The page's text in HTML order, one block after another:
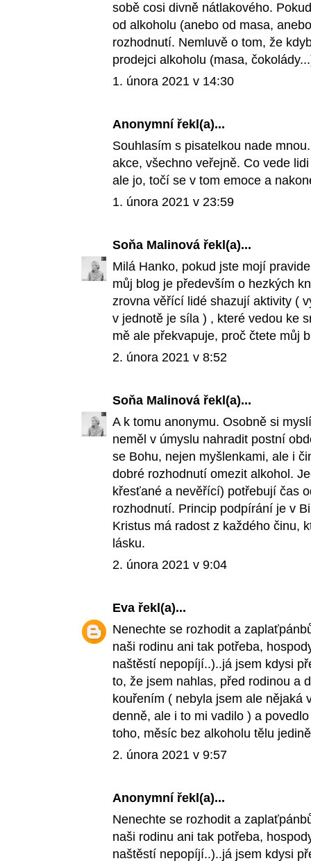
sobě cosi divně nátlakového.
od alkoholu (anebo od masa,
rozhodnutí. Nemluvě o tom, že
prodejci alkoholu (masa,
1. února 2021 v 14:30
Anonymní řekl(a)...
Souhlasím s pisatelkou nade
akce, všechno veřejně. Co vede
ale jo, točí se v tom emoce a
1. února 2021 v 23:59
Soňa Malinová řekl(a)...
Milá Hanko, pokud jste mojí
můj blog je především o hezkých
zrovna věřící lidé shazují aktivity (
v jednotě je síla ) , které vedou ke
mě ale překvapuje, proč čtete můj
2. února 2021 v 8:52
Soňa Malinová řekl(a)...
A k tomu anonymu. Osobně si
neměl v úmyslu nahradit postní
se Bohu, nejen myšlenkami, ale i
dobré rozhodnutí omezit alkohol.
křesťané a nevěřící) potřebují čas
rozhodnutí. Princip podpírání je v
Kristus má radost z každého činu,
lásku.
2. února 2021 v 9:04
Eva řekl(a)...
Nenechte se rozhodit a
naši rodinu ani tak potřeba,
naštěstí nepopíjí..)..já jsem kdysi
to, že jsem nahlas, před rodinou a
kouřením ( nebyla jsem ale nějaká
denně, ale i to mi vadilo ) a
toho, měsíc bez alkoholu tělu
2. února 2021 v 9:57
Anonymní řekl(a)...
Nenechte se rozhodit a
naši rodinu ani tak potřeba,
naštěstí nepopíjí..)..já jsem kdysi